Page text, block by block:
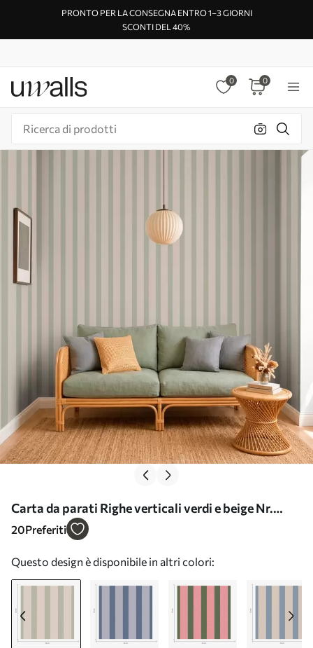
PRONTO PER LA CONSEGNA ENTRO 1–3 GIORNI
SCONTI DEL 40%
0 0
Carta da parati Righe verticali verdi e beige Nr.
a01180
20Preferiti
Questo design è disponibile in altri colori: